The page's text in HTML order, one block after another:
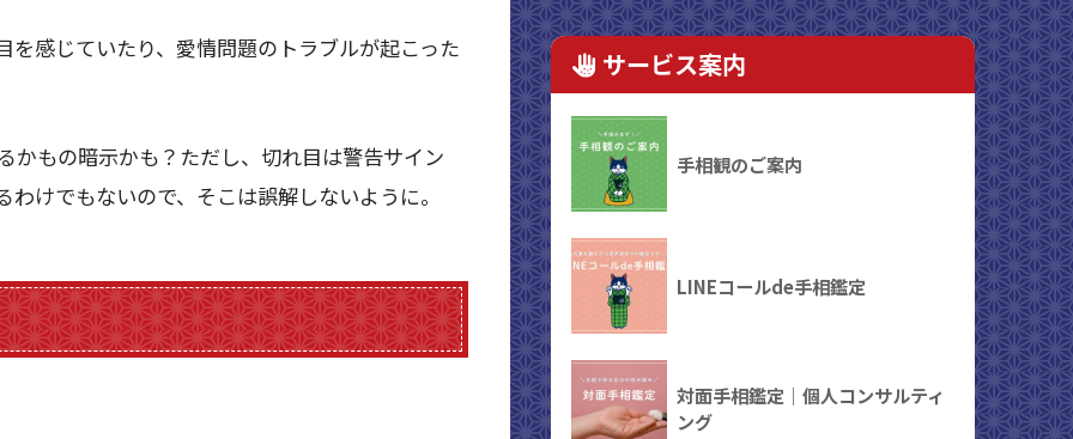
感じていたり、愛情問題のトラブルが起こった
かもの暗示かも？ただし、切れ目は警告サイン
けでもないので、そこは誤解しないように。
サービス案内
手相観のご案内
LINEコールde手相鑑定
対面手相鑑定｜個人コンサルティ
ング